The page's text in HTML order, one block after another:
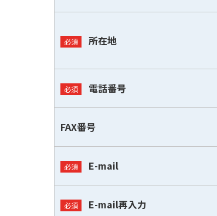
所在地
電話番号
FAX番号
E-mail
E-mail再入力